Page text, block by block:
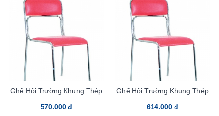
Ghế Hội Trường Khung Thép
570.000 đ
Ghế Hội Trường Khung Thép
614.000 đ